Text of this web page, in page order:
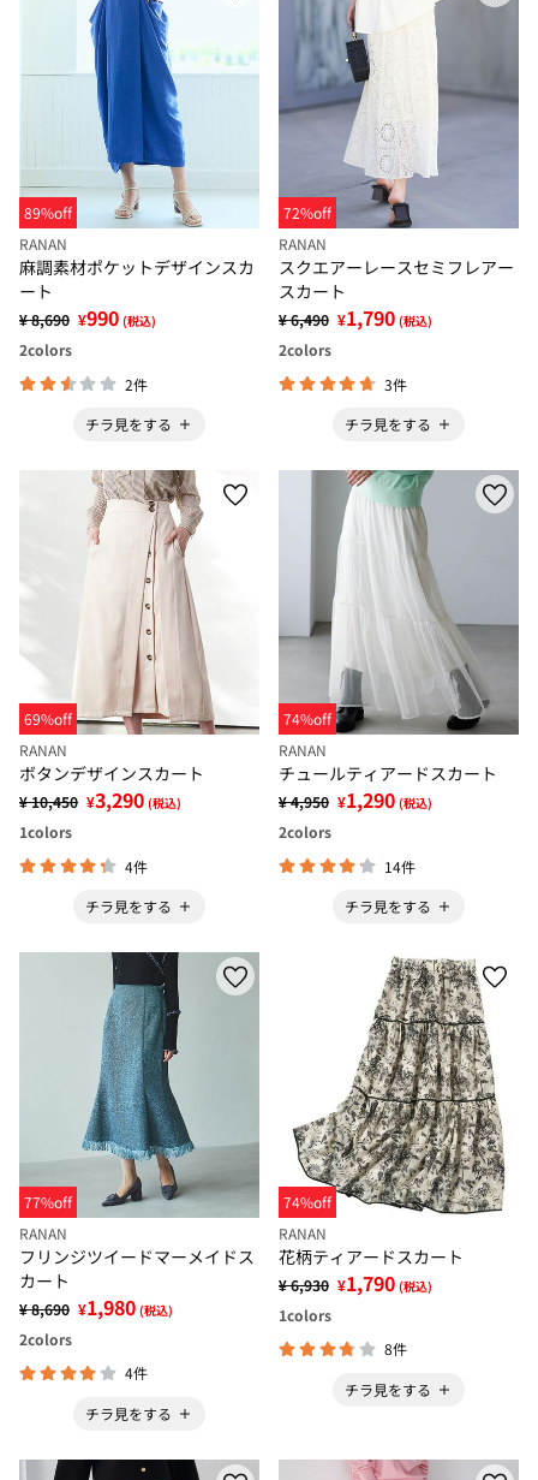
89%off
RANAN
麻調素材ポケットデザインスカ
ート
¥ 8,690 ¥990 (税込)
2colors
2件
チラ見をする
72%off
RANAN
スクエアーレースセミフレアー
スカート
¥ 6,490 ¥1,790 (税込)
2colors
3件
チラ見をする
69%off
RANAN
ボタンデザインスカート
¥ 10,450 ¥3,290 (税込)
1colors
4件
チラ見をする
74%off
RANAN
チュールティアードスカート
¥ 4,950 ¥1,290 (税込)
2colors
14件
チラ見をする
77%off
RANAN
フリンジツイードマーメイドス
カート
¥ 8,690 ¥1,980 (税込)
2colors
4件
チラ見をする
74%off
RANAN
花柄ティアードスカート
¥ 6,930 ¥1,790 (税込)
1colors
8件
チラ見をする